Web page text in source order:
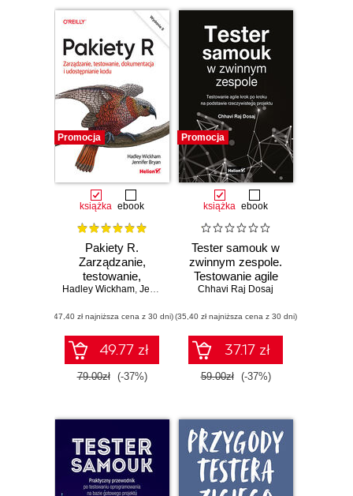
Promocja
książka ebook
Pakiety R.
Zarządzanie,
testowanie,
dokumentacja i
kodu. Wydanie II
Hadley Wickham, Jennifer Bryan
(47,40 zł najniższa cena z 30 dni)
49.77 zł
79.00zł (-37%)
Promocja
książka ebook
Tester samouk w
zwinnym zespole.
Testowanie agile
krok po kroku na
rzeczywistego
projektu
Chhavi Raj Dosaj
(35,40 zł najniższa cena z 30 dni)
37.17 zł
59.00zł (-37%)